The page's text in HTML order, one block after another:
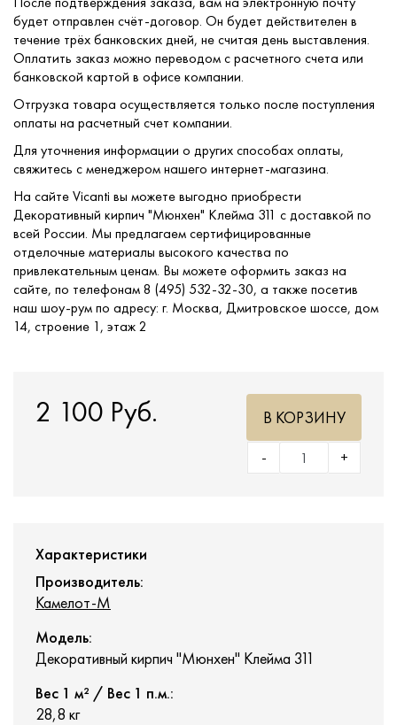
будет отправлен счёт-договор. Он будет действителен в
течение трёх банковских дней, не считая день выставления.
Оплатить заказ можно переводом с расчетного счета или
банковской картой в офисе компании.
Отгрузка товара осуществляется только после поступления
оплаты на расчетный счет компании.
Для уточнения информации о других способах оплаты,
свяжитесь с менеджером нашего интернет-магазина.
На сайте Vicanti вы можете выгодно приобрести
Декоративный кирпич "Мюнхен" Клейма 311 с доставкой по
всей России. Мы предлагаем сертифицированные
отделочные материалы высокого качества по
привлекательным ценам. Вы можете оформить заказ на
сайте, по телефонам 8 (495) 532-32-30, а также посетив
наш шоу-рум по адресу: г. Москва, Дмитровское шоссе, дом
14, строение 1, этаж 2
2 100 Руб.
+
-
В КОРЗИНУ
Характеристики
Производитель:
Камелот-М
Модель:
Декоративный кирпич "Мюнхен" Клейма 311
Вес 1 м² / Вес 1 п.м.:
28,8 кг